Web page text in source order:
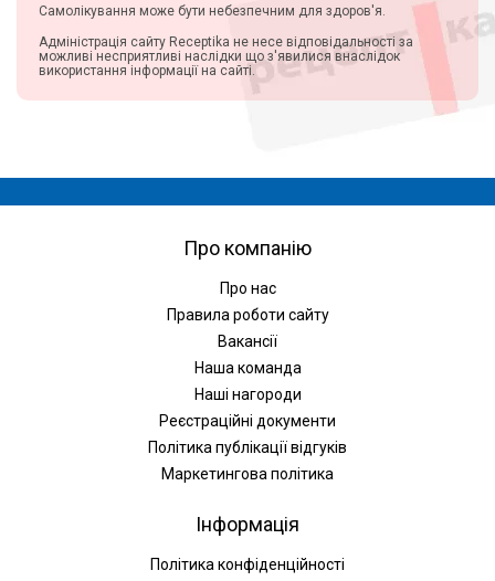
Самолікування може бути небезпечним для здоров'я.
Адміністрація сайту Receptika не несе відповідальності за
можливі несприятливі наслідки що з'явилися внаслідок
використання інформації на сайті.
Про компанію
Про нас
Правила роботи сайту
Вакансії
Наша команда
Наші нагороди
Реєстраційні документи
Політика публікації відгуків
Маркетингова політика
Інформація
Політика конфіденційності